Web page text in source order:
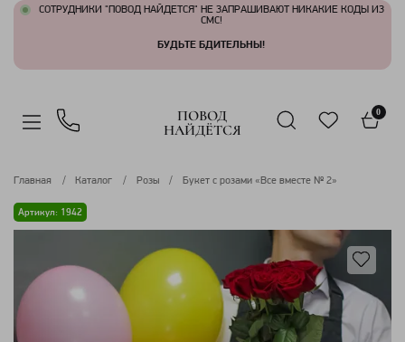
СОТРУДНИКИ "ПОВОД НАЙДЕТСЯ" НЕ ЗАПРАШИВАЮТ НИКАКИЕ КОДЫ ИЗ
СМС!
БУДЬТЕ БДИТЕЛЬНЫ!
ПОВОД
НАЙДЁТСЯ
0
Главная Каталог Розы Букет с розами «Все вместе № 2»
Артикул: 1942